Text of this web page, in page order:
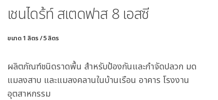
เชนไดร้ท์ สเตดฟาส 8 เอสซี
ขนาด 1 ลิตร / 5 ลิตร
ผลิตภัณฑ์ชนิดราดพื้น สำหรับป้องกันและกำจัดปลวก มด
แมลงสาบ และแมลงคลานในบ้านเรือน อาคาร โรงงาน
อุตสาหกรรม